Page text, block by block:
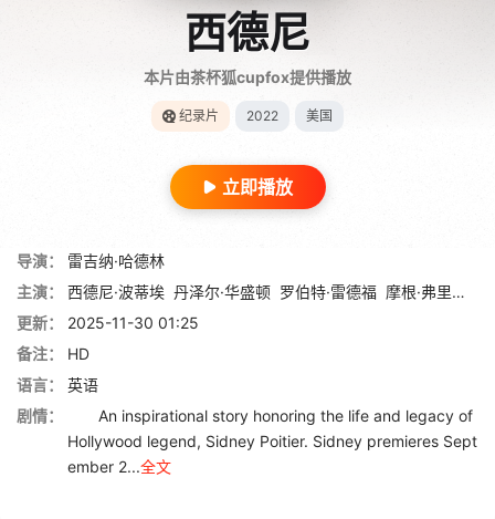
西德尼
本片由茶杯狐cupfox提供播放
纪录片 2022 美国
立即播放
导演：
雷吉纳·哈德林
主演：
西德尼·波蒂埃 丹泽尔·华盛顿 罗伯特·雷德福 摩根·弗里曼
更新：
2025-11-30 01:25
备注：
HD
语言：
英语
剧情：
An inspirational story honoring the life and legacy of
Hollywood legend, Sidney Poitier. Sidney premieres Sept
ember 2...全文